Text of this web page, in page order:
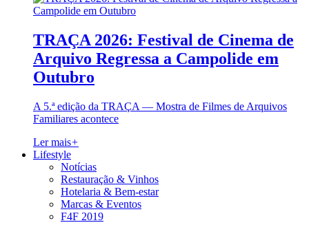
TRAÇA 2026: Festival de Cinema de
Arquivo Regressa a Campolide em
Outubro
A 5.ª edição da TRAÇA — Mostra de Filmes de Arquivos
Familiares acontece
Ler mais+
Lifestyle
Notícias
Restauração & Vinhos
Hotelaria & Bem-estar
Marcas & Eventos
F4F 2019